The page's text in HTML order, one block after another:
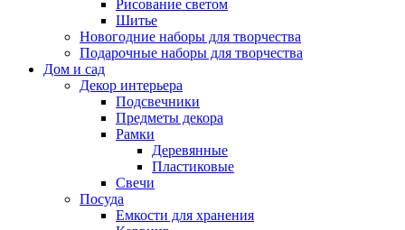
Рисование светом
Шитье
Новогодние наборы для творчества
Подарочные наборы для творчества
Дом и сад
Декор интерьера
Подсвечники
Предметы декора
Рамки
Деревянные
Пластиковые
Свечи
Посуда
Емкости для хранения